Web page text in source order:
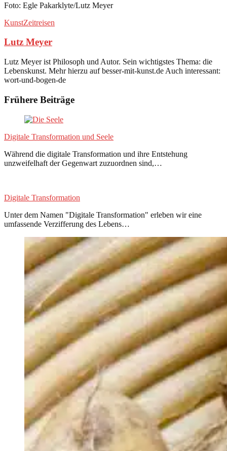
Foto: Egle Pakarklyte/Lutz Meyer
KunstZeitreisen
Lutz Meyer
Lutz Meyer ist Philosoph und Autor. Sein wichtigstes Thema: die
Lebenskunst. Mehr hierzu auf besser-mit-kunst.de Auch interessant:
wort-und-bogen-de
Frühere Beiträge
Digitale Transformation und Seele
Während die digitale Transformation und ihre Entstehung
unzweifelhaft der Gegenwart zuzuordnen sind,…
Digitale Transformation
Unter dem Namen "Digitale Transformation" erleben wir eine
umfassende Verzifferung des Lebens…